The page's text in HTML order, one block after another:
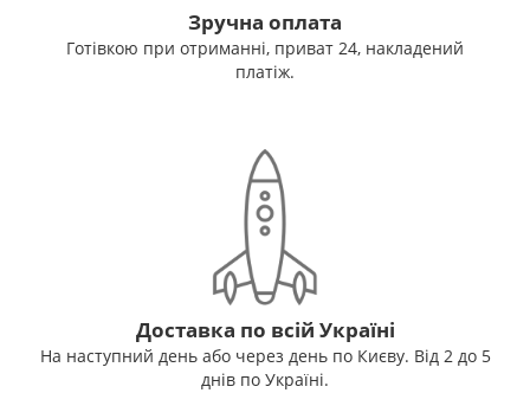
Зручна оплата
Готівкою при отриманні, приват 24, накладений
платіж.
Доставка по всій Україні
На наступний день або через день по Києву. Від 2 до 5
днів по Україні.